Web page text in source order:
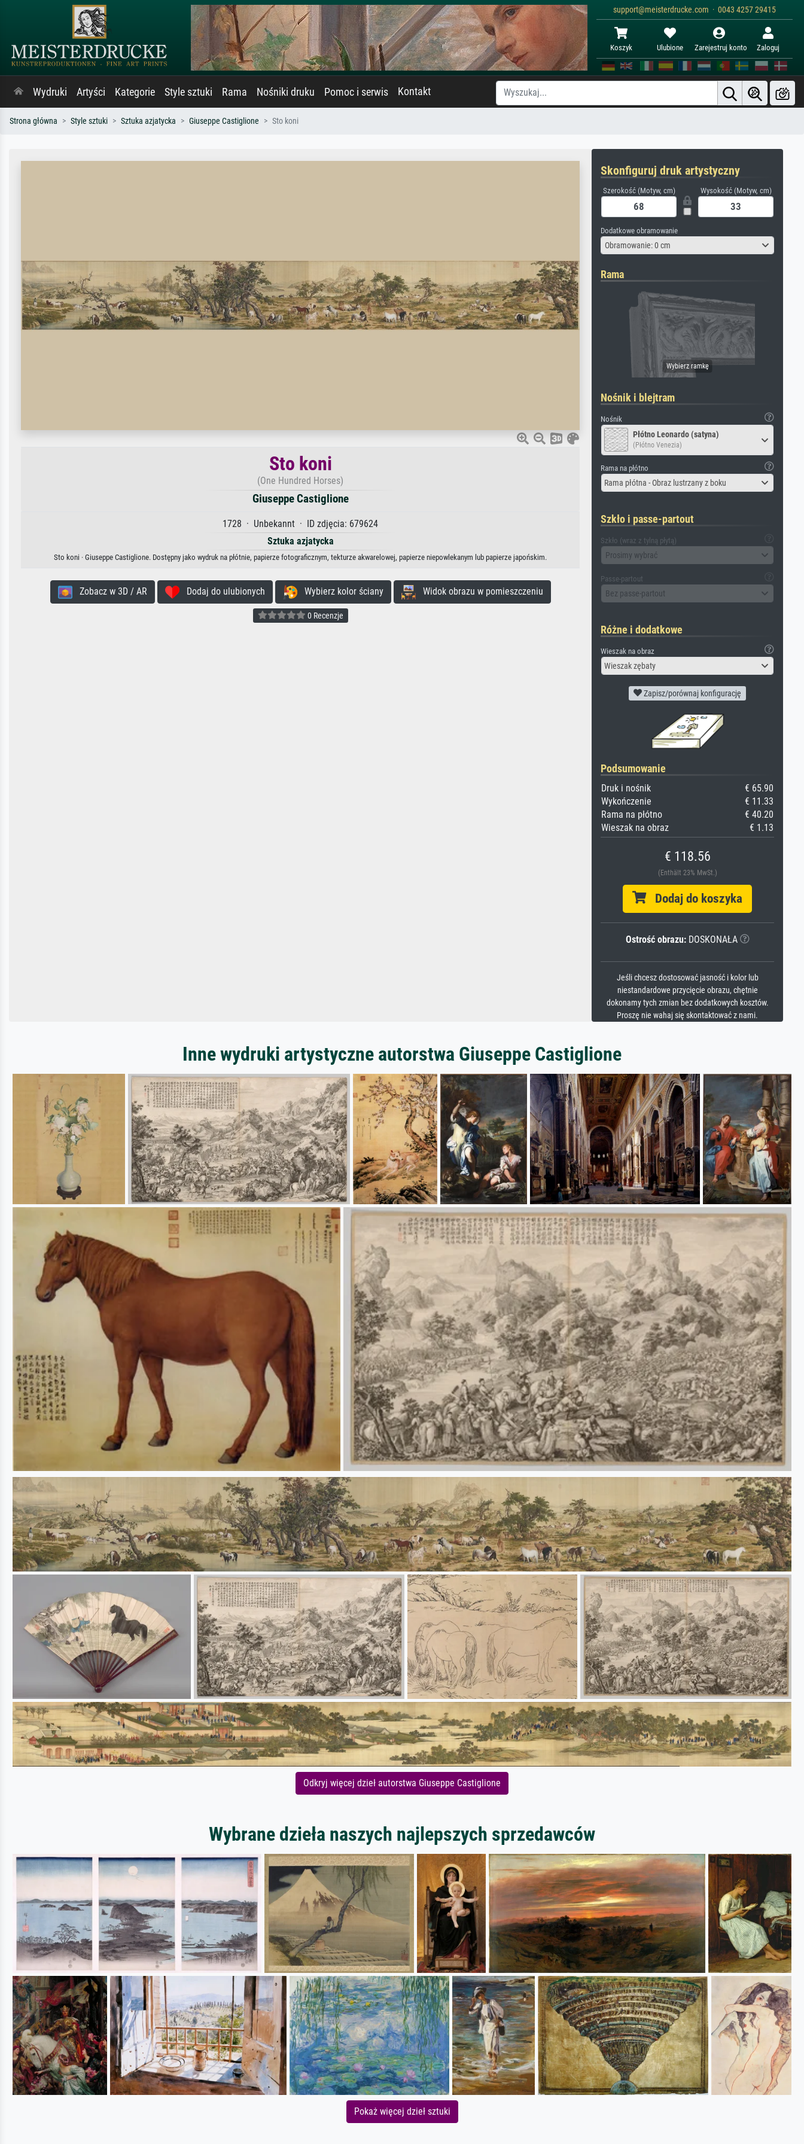
support@meisterdrucke.com · 0043 4257 29415
Koszyk Ulubione Zarejestruj konto Zaloguj
Wydruki Artyści Kategorie Style sztuki Rama Nośniki druku Pomoc i serwis Kontakt
Strona główna Style sztuki Sztuka azjatycka Giuseppe Castiglione Sto koni
Sto koni
(One Hundred Horses)
Giuseppe Castiglione
1728 · Unbekannt · ID zdjęcia: 679624
Sztuka azjatycka
Sto koni · Giuseppe Castiglione. Dostępny jako wydruk na płótnie, papierze fotograficznym, tekturze akwarelowej, papierze niepowlekanym lub papierze japońskim.
Zobacz w 3D / AR Dodaj do ulubionych Wybierz kolor ściany Widok obrazu w pomieszczeniu
0 Recenzje
Skonfiguruj druk artystyczny
Szerokość (Motyw, cm) Wysokość (Motyw, cm)
Dodatkowe obramowanie
Obramowanie: 0 cm
Rama
Nośnik i blejtram
Nośnik
Płótno Leonardo (satyna)
(Płótno Venezia)
Rama na płótno
Rama płótna - Obraz lustrzany z boku
Szkło i passe-partout
Szkło (wraz z tylną płytą)
Prosimy wybrać
Passe-partout
Bez passe-partout
Różne i dodatkowe
Wieszak na obraz
Wieszak zębaty
Zapisz/porównaj konfigurację
Podsumowanie
Druk i nośnik
€ 65.90
Wykończenie
€ 11.33
Rama na płótno
€ 40.20
Wieszak na obraz
€ 1.13
€ 118.56
(Enthält 23% MwSt.)
Dodaj do koszyka
Ostrość obrazu:DOSKONAŁA
Jeśli chcesz dostosować jasność i kolor lub
niestandardowe przycięcie obrazu, chętnie
dokonamy tych zmian bez dodatkowych kosztów.
Proszę nie wahaj się skontaktować z nami.
Inne wydruki artystyczne autorstwa Giuseppe Castiglione
Odkryj więcej dzieł autorstwa Giuseppe Castiglione
Wybrane dzieła naszych najlepszych sprzedawców
Pokaż więcej dzieł sztuki